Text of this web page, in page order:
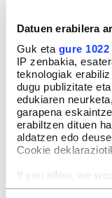
Datuen erabilera
Guk eta gure
IP zenbakia,
teknologiak
dugu publizitate
edukiaren
garapena
erabiltzen dituen
aldatzen edo
Cookie
If you allow, we
Collect